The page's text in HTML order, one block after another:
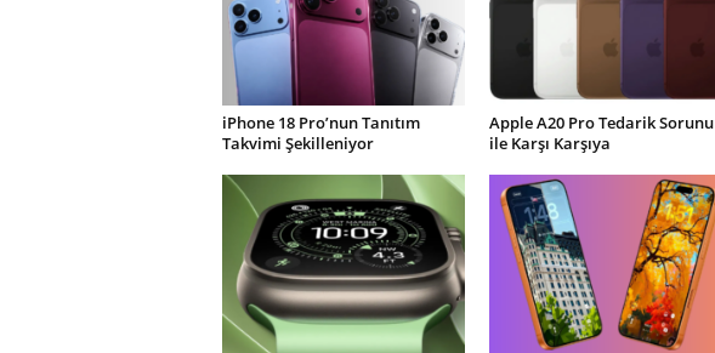
iPhone 18 Pro’nun Tanıtım
Takvimi Şekilleniyor
Apple A20 Pro Tedarik Sorunu
ile Karşı Karşıya